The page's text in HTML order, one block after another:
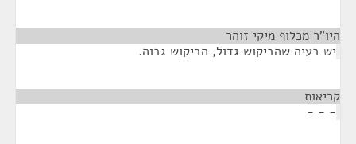
היו"ר מכלוף מיקי זוהר
יש בעיה שהביקוש גדול, הביקוש גבוה.
קריאות
- - -